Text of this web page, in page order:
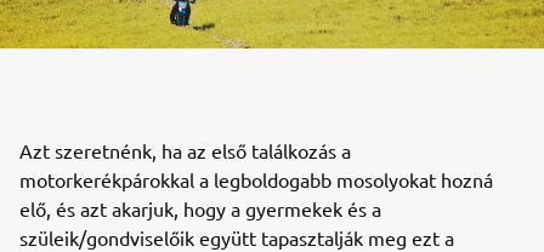
Azt szeretnénk, ha az első találkozás a
motorkerékpárokkal a legboldogabb mosolyokat hozná
elő, és azt akarjuk, hogy a gyermekek és a
szüleik/gondviselőik együtt tapasztalják meg ezt a